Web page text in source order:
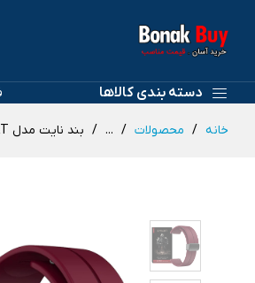
دسته بندی کالاها
خانه محصولات ... بند نایت مدل SIC MAG KT مناسب برای ساعت هوشمند گارمین Vivomove / Style / Vivomove 3 / Forerunner 645 / 245